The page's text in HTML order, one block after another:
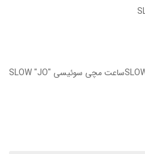
ساعت مچی سوئیسی SLOW "JO" – 24ساعت مچی سوئیسی SLOW "JO"